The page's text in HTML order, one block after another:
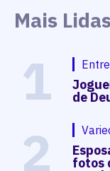
Mais
1 de
2 fotos